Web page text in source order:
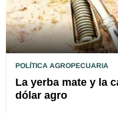
POLÍTICA AGROPECUARIA
La yerba mate y la
dólar agro